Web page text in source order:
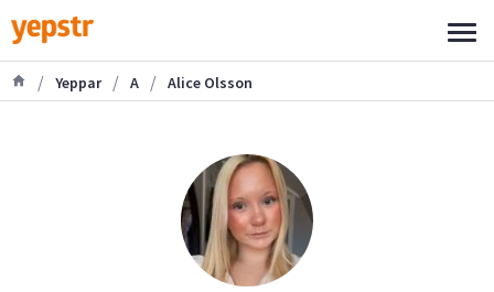
/ Yeppar / A / Alice Olsson